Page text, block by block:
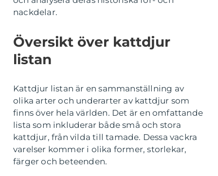
nackdelar.
Översikt över kattdjur
listan
Kattdjur listan är en sammanställning av
olika arter och underarter av kattdjur som
finns över hela världen. Det är en omfattande
lista som inkluderar både små och stora
kattdjur, från vilda till tamade. Dessa vackra
varelser kommer i olika former, storlekar,
färger och beteenden.